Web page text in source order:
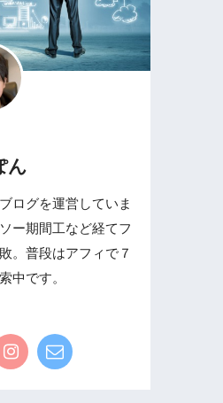
ん
ログを運営していま
ー期間工など経てフ
。普段はアフィで７
中です。